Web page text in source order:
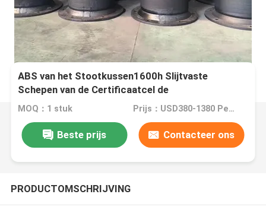
ABS van het Stootkussen1600h Slijtvaste
Schepen van de Certificaatcel de
Rubberbescherming van het de Pierdok
MOQ：1 stuk Prijs：USD380-1380 Per Piece
Beste prijs Contacteer ons
PRODUCTOMSCHRIJVING